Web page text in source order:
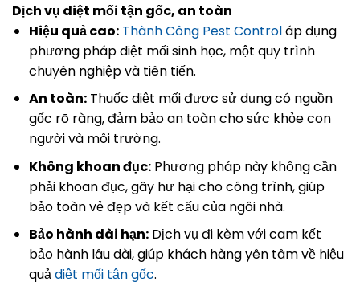
Dịch vụ diệt mối tận gốc, an toàn
Hiệu quả cao: Thành Công Pest Controláp dụng
phương pháp diệt mối sinh học, một quy trình
chuyên nghiệp và tiên tiến.
An toàn:Thuốc diệt mối được sử dụng có nguồn
gốc rõ ràng, đảm bảo an toàn cho sức khỏe con
người và môi trường.
Không khoan đục:Phương pháp này không cần
phải khoan đục, gây hư hại cho công trình, giúp
bảo toàn vẻ đẹp và kết cấu của ngôi nhà.
Bảo hành dài hạn:Dịch vụ đi kèm với cam kết
bảo hành lâu dài, giúp khách hàng yên tâm về hiệu
quảdiệt mối tận gốc.